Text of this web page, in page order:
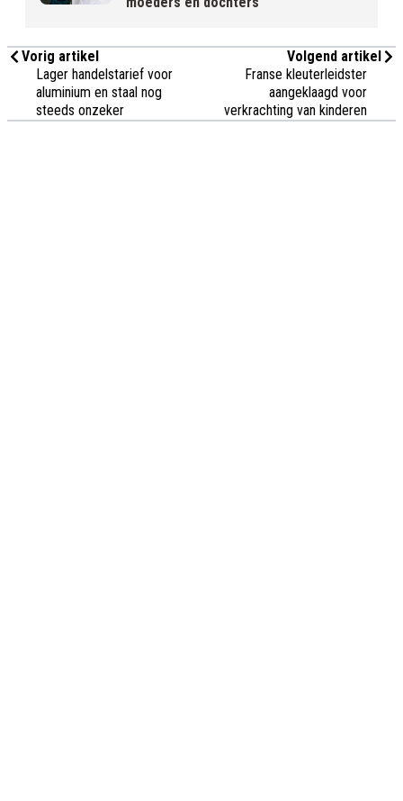
Vorig artikel
Lager handelstarief voor
aluminium en staal nog
steeds onzeker
Volgend artikel
Franse kleuterleidster
aangeklaagd voor
verkrachting van kinderen